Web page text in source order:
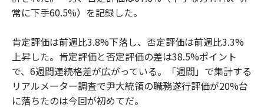
常に下手60.5%）を記録した。
肯定評価は前週比3.8%下落し、否定評価は前週比3.3%
上昇した。肯定評価と否定評価の差は38.5%ポイント
で、6週間連続格差が広がっている。「週間」で集計する
リアルメーター調査で尹大統領の職務遂行評価が20%台
に落ちたのは今回が初めてだ。